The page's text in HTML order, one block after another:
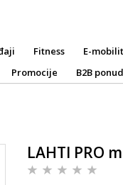
Fitness E-
Promocije B2B
LAHTI PRO